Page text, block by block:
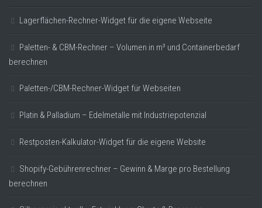
Lagerflächen-Rechner-Widget für die eigene Webseite
Paletten- & CBM-Rechner – Volumen in m³ und Containerbedarf
berechnen
Paletten-/CBM-Rechner-Widget für Webseiten
Platin & Palladium – Edelmetalle mit Industriepotenzial
Restposten-Kalkulator-Widget für die eigene Website
Shopify-Gebührenrechner – Gewinn & Marge pro Bestellung
berechnen